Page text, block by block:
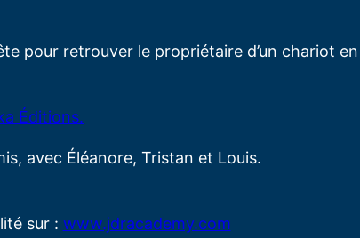
pour retrouver le propriétaire d’un chariot
Éditions.
avec Éléanore, Tristan et Louis.
sur : www.jdracademy.com